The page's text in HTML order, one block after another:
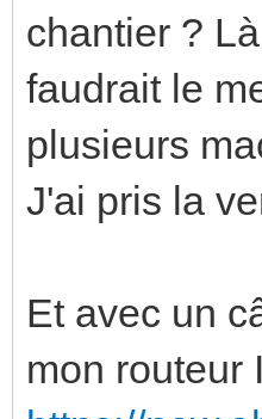
chantier ?
faudrait le
plusieurs
J'ai pris la
Et avec un
mon routeur